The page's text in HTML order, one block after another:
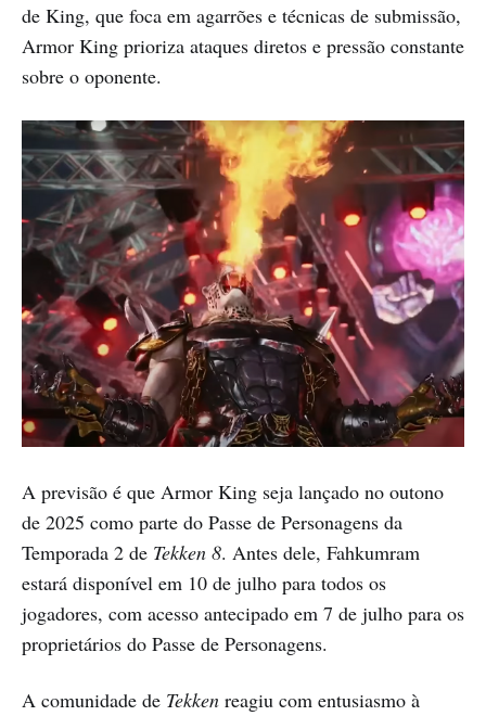
de King, que foca em agarrões e técnicas de submissão,
Armor King prioriza ataques diretos e pressão constante
sobre o oponente.
A previsão é que Armor King seja lançado no outono
de 2025 como parte do Passe de Personagens da
Temporada 2 de Tekken 8. Antes dele, Fahkumram
estará disponível em 10 de julho para todos os
jogadores, com acesso antecipado em 7 de julho para os
proprietários do Passe de Personagens.
A comunidade de Tekken reagiu com entusiasmo à